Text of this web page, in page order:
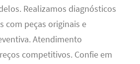
Realizamos diagnósticos
com peças originais e
Atendimento
competitivos. Confie em